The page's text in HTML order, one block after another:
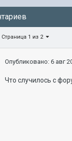
Страница 1 из 2
Опубликовано:6 авг
Что случилось с